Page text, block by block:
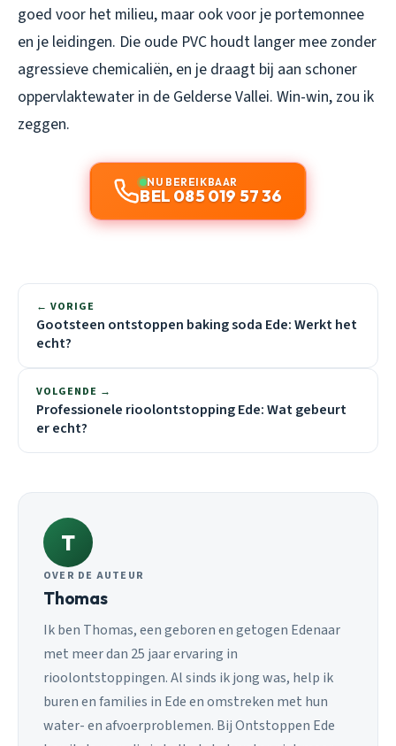
goed voor het milieu, maar ook voor je portemonnee
en je leidingen. Die oude PVC houdt langer mee zonder
agressieve chemicaliën, en je draagt bij aan schoner
oppervlaktewater in de Gelderse Vallei. Win-win, zou ik
zeggen.
NU BEREIKBAAR
BEL 085 019 57 36
← VORIGE
Gootsteen ontstoppen baking soda Ede: Werkt het
echt?
VOLGENDE →
Professionele rioolontstopping Ede: Wat gebeurt
er echt?
T
OVER DE AUTEUR
Thomas
Ik ben Thomas, een geboren en getogen Edenaar
met meer dan 25 jaar ervaring in
rioolontstoppingen. Al sinds ik jong was, help ik
buren en families in Ede en omstreken met hun
water- en afvoerproblemen. Bij Ontstoppen Ede